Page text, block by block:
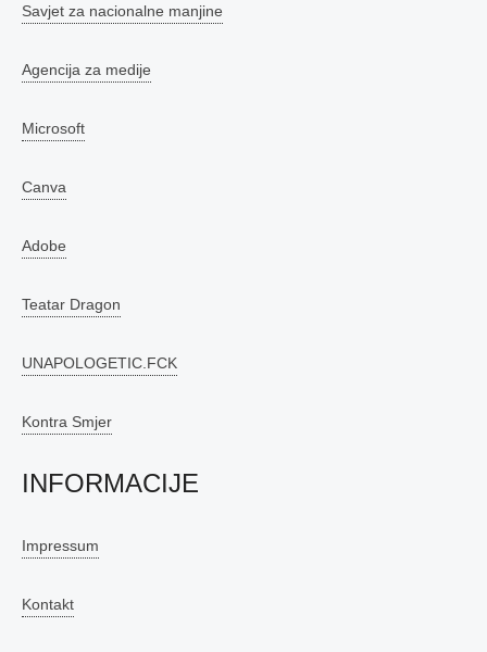
Savjet za nacionalne manjine
Agencija za medije
Microsoft
Canva
Adobe
Teatar Dragon
UNAPOLOGETIC.FCK
Kontra Smjer
INFORMACIJE
Impressum
Kontakt